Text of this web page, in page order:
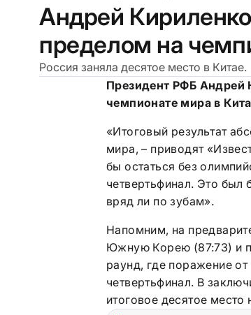
Андрей
пределом на
Россия заняла десятое место в Китае.
Президент РФБ Андрей
чемпионате мира в
«Итоговый результат
мира, – приводят
бы остаться без
четвертьфинал. Это
вряд ли по зубам».
Напомним, на
Южную Корею (87:73) и
раунд, где поражение
четвертьфинал. В
итоговое десятое место